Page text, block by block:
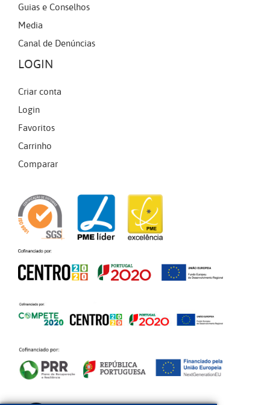
Guias e Conselhos
Media
Canal de Denúncias
LOGIN
Criar conta
Login
Favoritos
Carrinho
Comparar